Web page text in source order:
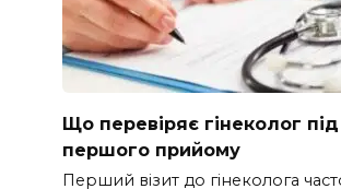
Що перевіряє гінеколог
першого прийому
Перший візит до гінеколога